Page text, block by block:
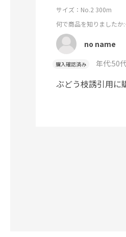
サイズ：No.2 300m
何で商品を知りましたか
no name
購入確認済み 年代:50
ぶどう枝誘引用に